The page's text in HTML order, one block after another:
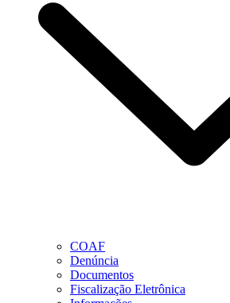
COAF
Denúncia
Documentos
Fiscalização Eletrônica